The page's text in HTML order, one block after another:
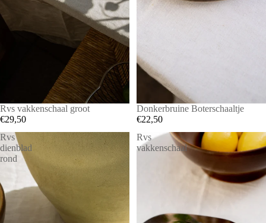
Rvs vakkenschaal groot
€29,50
Donkerbruine Boterschaaltje
€22,50
Rvs
dienblad
rond
Rvs
vakkenschaal